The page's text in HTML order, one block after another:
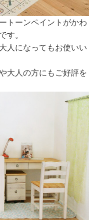
トーンペイントがかわ
す。
人になってもお使いい
大人の方にもご好評を